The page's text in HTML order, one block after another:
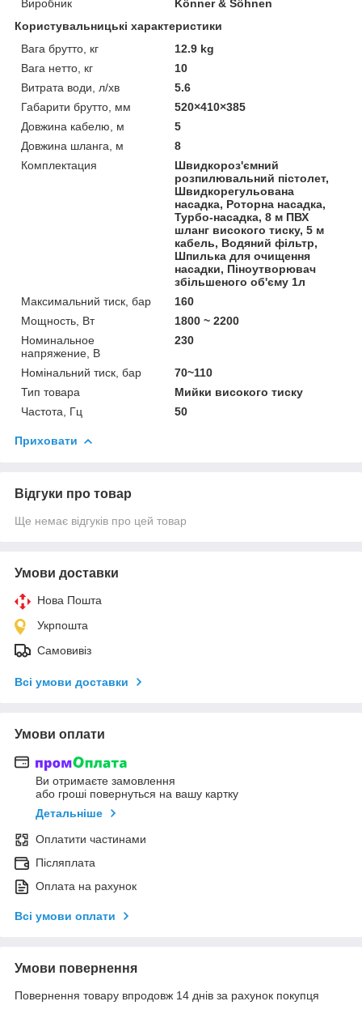
Виробник
Könner & Söhnen
Користувальницькі характеристики
Вага брутто, кг
12.9 kg
Вага нетто, кг
10
Витрата води, л/хв
5.6
Габарити брутто, мм
520×410×385
Довжина кабелю, м
5
Довжина шланга, м
8
Комплектация
Швидкороз'ємний
розпилювальний пістолет,
Швидкорегульована
насадка, Роторна насадка,
Турбо-насадка, 8 м ПВХ
шланг високого тиску, 5 м
кабель, Водяний фільтр,
Шпилька для очищення
насадки, Піноутворювач
збільшеного об'єму 1л
Максимальний тиск, бар
160
Мощность, Вт
1800 ~ 2200
Номинальное
напряжение, В
230
Номінальний тиск, бар
70~110
Тип товара
Мийки високого тиску
Частота, Гц
50
Приховати
Відгуки про товар
Ще немає відгуків про цей товар
Умови доставки
Нова Пошта
Укрпошта
Самовивіз
Всі умови доставки
Умови оплати
Ви отримаєте замовлення
або гроші повернуться на вашу картку
Детальніше
Оплатити частинами
Післяплата
Оплата на рахунок
Всі умови оплати
Умови повернення
Повернення товару впродовж 14 днів за рахунок покупця